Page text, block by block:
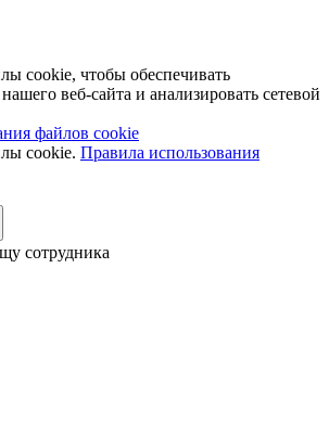
cookie, чтобы обеспечивать
веб-сайта и анализировать сетевой
файлов cookie
cookie. Правила использования
сотрудника